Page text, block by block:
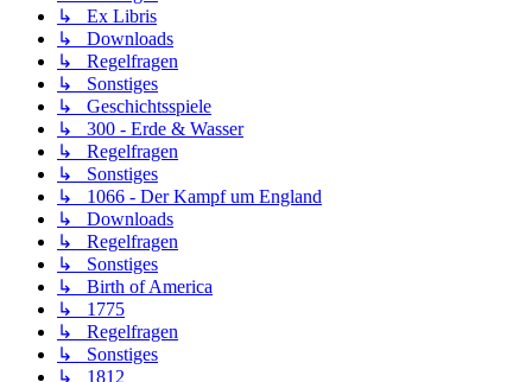
↳ Ex Libris
↳ Downloads
↳ Regelfragen
↳ Sonstiges
↳ Geschichtsspiele
↳ 300 - Erde & Wasser
↳ Regelfragen
↳ Sonstiges
↳ 1066 - Der Kampf um England
↳ Downloads
↳ Regelfragen
↳ Sonstiges
↳ Birth of America
↳ 1775
↳ Regelfragen
↳ Sonstiges
↳ 1812